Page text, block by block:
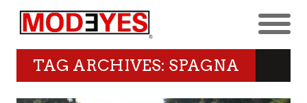
TAG ARCHIVES: SPAGNA